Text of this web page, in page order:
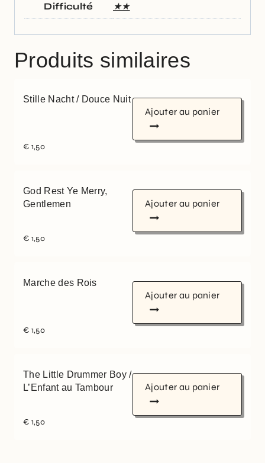
Difficulté ★★
Produits similaires
Stille Nacht / Douce Nuit
€ 1,50
Ajouter au panier
God Rest Ye Merry,
Gentlemen
€ 1,50
Ajouter au panier
Marche des Rois
€ 1,50
Ajouter au panier
The Little Drummer Boy /
L’Enfant au Tambour
€ 1,50
Ajouter au panier